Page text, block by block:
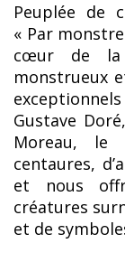
Peuplée de
« Par
cœur de la
monstrueux
Gustave
Moreau, le
centaures,
et nous
créatures
et de